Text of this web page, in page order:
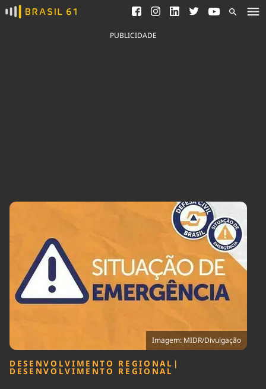
Ver todas as notícias
Saneamento
Indicadores
Brasil Mineral
Ciência &
Tecnologia
Cinema
Educação
Infraestrutura
Internacional
Meio Ambiente
Podcast
Saúde
Tempo
PUBLICIDADE
Imagem: MIDR/Divulgação
DESENVOLVIMENTO REGIONAL |
DESENVOLVIMENTO REGIONAL